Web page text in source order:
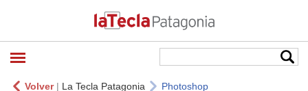
Volver| La Tecla Patagonia Photoshop